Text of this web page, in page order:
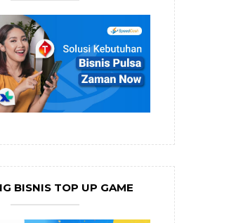
BISNIS TOP UP GAME